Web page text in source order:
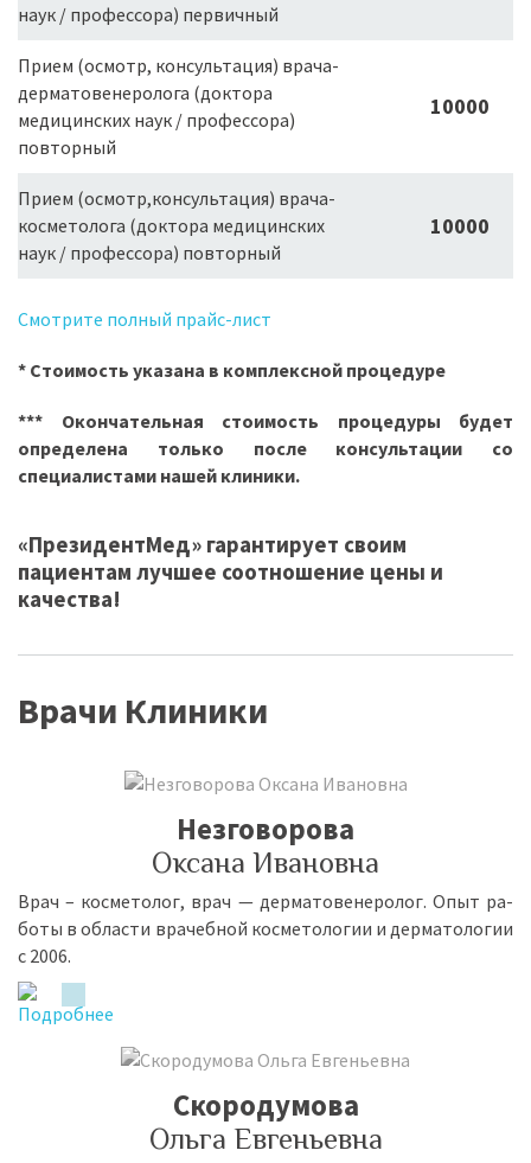
наук / профессора) первичный
Прием (осмотр, консультация) врача-
дерматовенеролога (доктора
медицинских наук / профессора)
повторный
10000
Прием (осмотр,консультация) врача-
косметолога (доктора медицинских
наук / профессора) повторный
10000
Смотрите полный прайс-лист
* Cтоимость указана в комплексной процедуре
*** Окончательная стоимость процедуры будет
определена только после консультации со
специалистами нашей клиники.
«ПрезидентМед» гарантирует своим
пациентам лучшее соотношение цены и
качества!
Врачи Клиники
Незговорова
Оксана Ивановна
Врач – кос­ме­то­лог, врач — дер­ма­то­ве­не­ро­лог. Опыт ра­
бо­ты в об­ла­сти вра­чеб­ной кос­ме­то­ло­гии и дер­ма­то­ло­гии
с 2006.
Скородумова
Ольга Евгеньевна